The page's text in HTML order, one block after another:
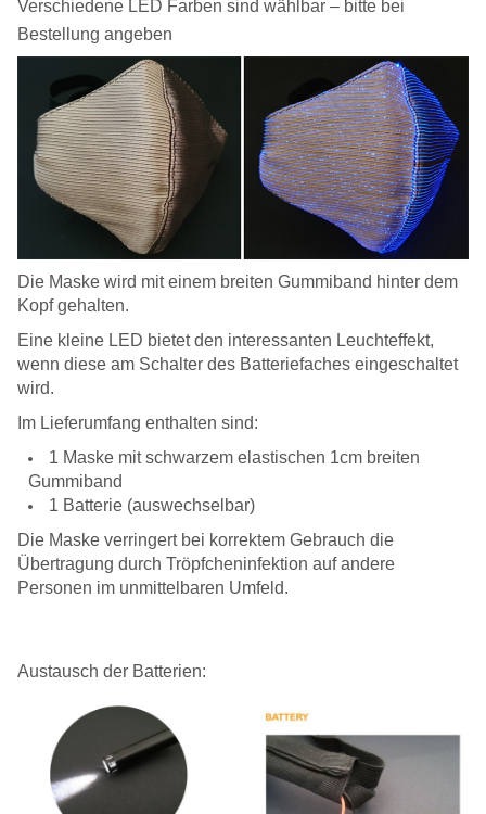
Verschiedene LED Farben sind wählbar – bitte bei
Bestellung angeben
Die Maske wird mit einem breiten Gummiband hinter dem
Kopf gehalten.
Eine kleine LED bietet den interessanten Leuchteffekt,
wenn diese am Schalter des Batteriefaches eingeschaltet
wird.
Im Lieferumfang enthalten sind:
1 Maske mit schwarzem elastischen 1cm breiten
Gummiband
1 Batterie (auswechselbar)
Die Maske verringert bei korrektem Gebrauch die
Übertragung durch Tröpfcheninfektion auf andere
Personen im unmittelbaren Umfeld.
Austausch der Batterien: